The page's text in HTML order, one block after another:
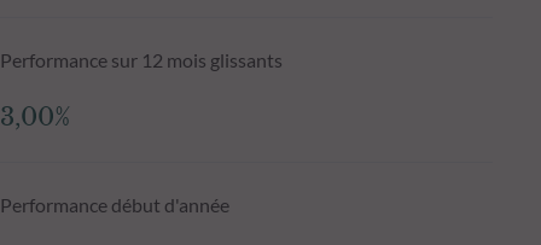
Performance sur 12 mois glissants
3,00%
Performance début d'année